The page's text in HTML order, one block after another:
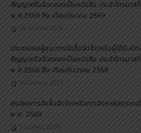
สัญญาหรือข้อตกลงเป็นหนังสือ ประจำไตรมาส
พ.ศ.2569 ถึง เดือนมีนาคม 2569
10 เมษายน, 2026
ประกาศผลผู้ชนะการจัดซื้อจัดจ้างหรือผู้ได้รับคั
สัญญาหรือข้อตกลงเป็นหนังสือ ประจำไตรมาส
พ.ศ.2568 ถึง เดือนธันวาคม 2568
10 เมษายน, 2026
สรุปผลการจัดซื้อจัดจ้างหรือการจัดหาพัสดุราย
พ.ศ. 2569
1 เมษายน, 2026